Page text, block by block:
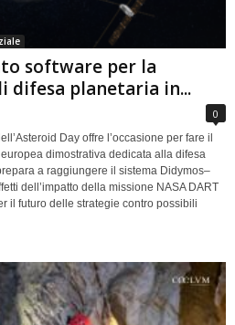
software per la
difesa planetaria in...
0
Day offre l’occasione per fare il
dimostrativa dedicata alla difesa
a raggiungere il sistema Didymos–
dell’impatto della missione NASA DART
il futuro delle strategie contro possibili